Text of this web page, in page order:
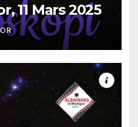
11 Mars 2025